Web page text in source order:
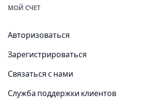
МОЙ СЧЕТ
Авторизоваться
Зарегистрироваться
Связаться с нами
Служба поддержки клиентов